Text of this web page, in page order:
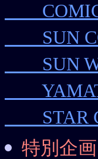
COMIC
SUN
SUN
STAR
特別企画